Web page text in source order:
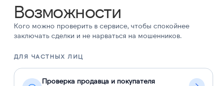
Возможности
Кого можно проверить в сервисе, чтобы спокойнее
заключать сделки и не нарваться на мошенников.
ДЛЯ ЧАСТНЫХ ЛИЦ
Проверка продавца и покупателя